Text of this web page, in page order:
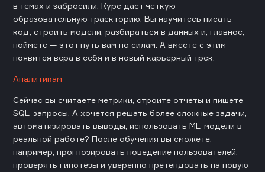
в темах и забросили. Курс даст четкую
образовательную траекторию. Вы научитесь писать
код, строить модели, разбираться в данных и, главное,
поймете — этот путь вам по силам. А вместе с этим
появится вера в себя и в новый карьерный трек.
Аналитикам
Сейчас вы считаете метрики, строите отчеты и пишете
SQL-запросы. А хочется решать более сложные задачи,
автоматизировать выводы, использовать ML-модели в
реальной работе? После обучения вы сможете,
например, прогнозировать поведение пользователей,
проверять гипотезы и уверенно претендовать на новую